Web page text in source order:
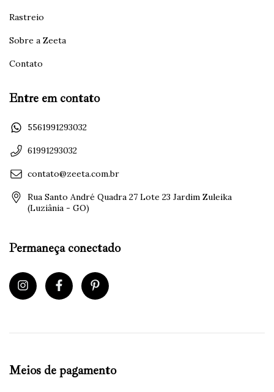
Rastreio
Sobre a Zeeta
Contato
Entre em contato
5561991293032
61991293032
contato@zeeta.com.br
Rua Santo André Quadra 27 Lote 23 Jardim Zuleika
(Luziânia - GO)
Permaneça conectado
Meios de pagamento